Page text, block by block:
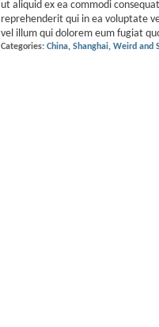
ut aliquid ex ea commodi
reprehenderit qui in ea voluptate
vel illum qui dolorem eum fugiat
Categories:China Shanghai Weird and